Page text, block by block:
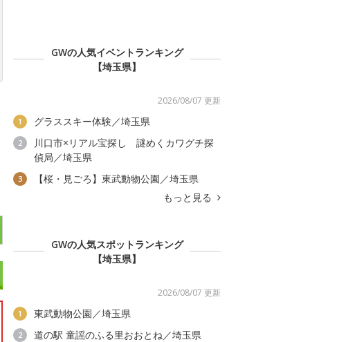
GWの人気イベントランキング
【埼玉県】
2026/08/07 更新
1 グラススキー体験／埼玉県
2
川口市×リアル宝探し 謎めくカワグチ探
偵局／埼玉県
3
【桜・見ごろ】東武動物公園／埼玉県
もっと見る
GWの人気スポットランキング
【埼玉県】
2026/08/07 更新
1 東武動物公園／埼玉県
2 道の駅 童謡のふる里おおとね／埼玉県